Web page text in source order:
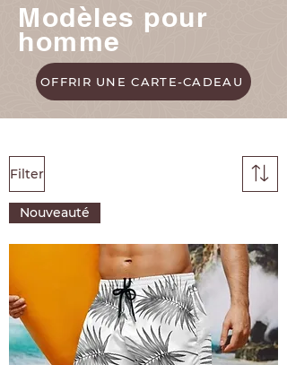
Modèles pour
homme
OFFRIR UNE CARTE-CADEAU
Filter
Nouveauté